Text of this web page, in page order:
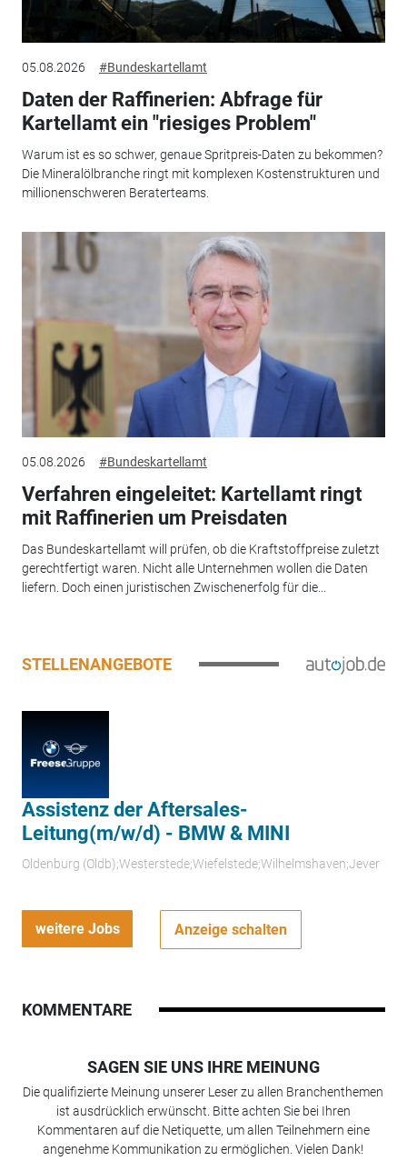
05.08.2026 #Bundeskartellamt
Daten der Raffinerien: Abfrage für
Kartellamt ein "riesiges Problem"
Warum ist es so schwer, genaue Spritpreis-Daten zu bekommen?
Die Mineralölbranche ringt mit komplexen Kostenstrukturen und
millionenschweren Beraterteams.
05.08.2026 #Bundeskartellamt
Verfahren eingeleitet: Kartellamt ringt
mit Raffinerien um Preisdaten
Das Bundeskartellamt will prüfen, ob die Kraftstoffpreise zuletzt
gerechtfertigt waren. Nicht alle Unternehmen wollen die Daten
liefern. Doch einen juristischen Zwischenerfolg für die...
STELLENANGEBOTE
Assistenz der Aftersales-
Leitung(m/w/d) - BMW & MINI
Oldenburg (Oldb);Westerstede;Wiefelstede;Wilhelmshaven;Jever
weitere Jobs Anzeige schalten
KOMMENTARE
SAGEN SIE UNS IHRE MEINUNG
Die qualifizierte Meinung unserer Leser zu allen Branchenthemen
ist ausdrücklich erwünscht. Bitte achten Sie bei Ihren
Kommentaren auf die Netiquette, um allen Teilnehmern eine
angenehme Kommunikation zu ermöglichen. Vielen Dank!